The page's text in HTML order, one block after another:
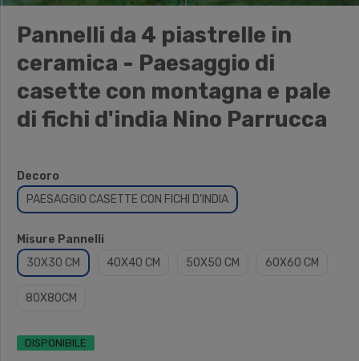
Pannelli da 4 piastrelle in
ceramica - Paesaggio di
casette con montagna e pale
di fichi d'india Nino Parrucca
Decoro
PAESAGGIO CASETTE CON FICHI D'INDIA
Misure Pannelli
30X30 CM
40X40 CM 50X50 CM 60X60 CM
80X80CM
DISPONIBILE